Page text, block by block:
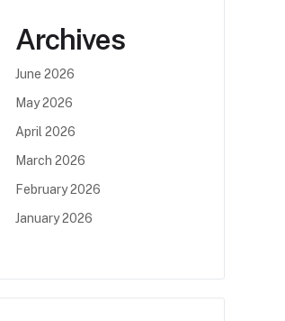
Archives
June 2026
May 2026
April 2026
March 2026
February 2026
January 2026